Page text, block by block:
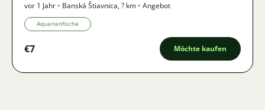
vor 1 Jahr • Banská Štiavnica,? km • Angebot
Aquarienfische
€7 Möchte kaufen